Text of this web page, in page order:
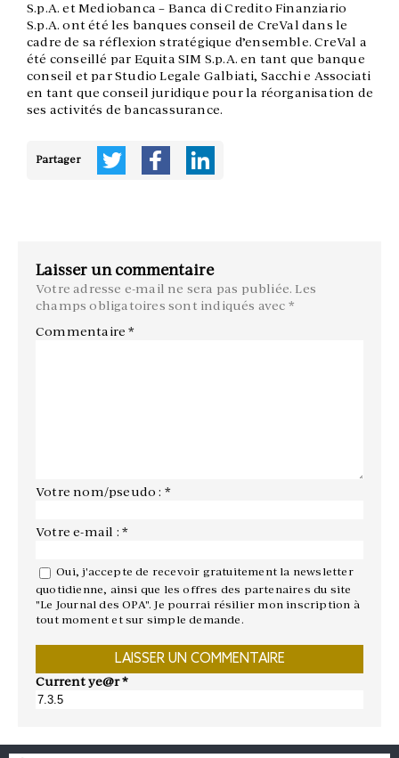
S.p.A. et Mediobanca – Banca di Credito Finanziario
S.p.A. ont été les banques conseil de CreVal dans le
cadre de sa réflexion stratégique d’ensemble. CreVal a
été conseillé par Equita SIM S.p.A. en tant que banque
conseil et par Studio Legale Galbiati, Sacchi e Associati
en tant que conseil juridique pour la réorganisation de
ses activités de bancassurance.
Partager
Laisser un commentaire
Votre adresse e-mail ne sera pas publiée. Les
champs obligatoires sont indiqués avec *
Commentaire*
Votre nom/pseudo : *
Votre e-mail : *
Oui, j'accepte de recevoir gratuitement la newsletter
quotidienne, ainsi que les offres des partenaires du site
"Le Journal des OPA". Je pourrai résilier mon inscription à
tout moment et sur simple demande.
Current ye@r*